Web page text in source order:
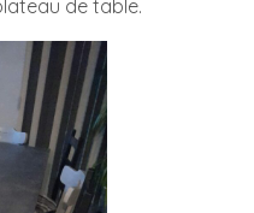
de table.